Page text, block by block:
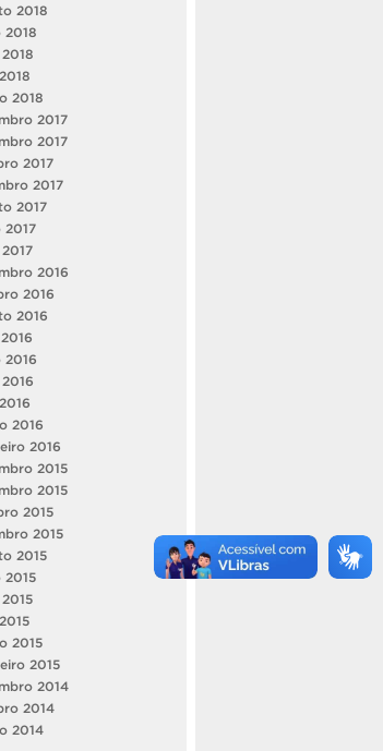
2018
2018
2018
2017
2017
2017
2017
2017
2017
2016
2016
2016
2016
2016
2016
2015
2015
2015
2015
2015
2015
2015
2015
2014
2014
2014